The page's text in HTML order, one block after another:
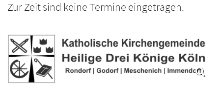
Zur Zeit sind keine Termine eingetragen.